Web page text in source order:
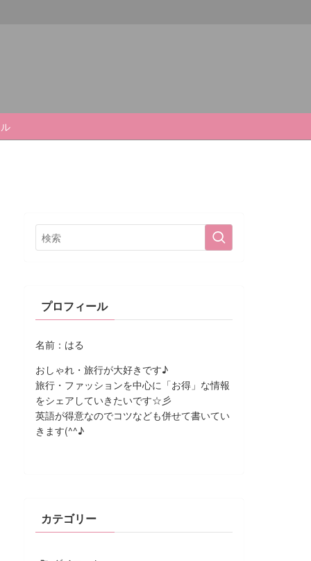
プロフィール
名前：はる
おしゃれ・旅行が大好きです♪
旅行・ファッションを中心に「お得」な情報
をシェアしていきたいです☆彡
英語が得意なのでコツなども併せて書いてい
きます(^^♪
カテゴリー